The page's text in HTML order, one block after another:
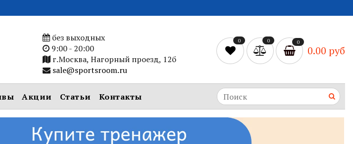
без выходных
9:00 - 20:00
г.Москва, Нагорный проезд, 12б
sale@sportsroom.ru
0 0 0
0.00 руб
Акции Статьи Контакты